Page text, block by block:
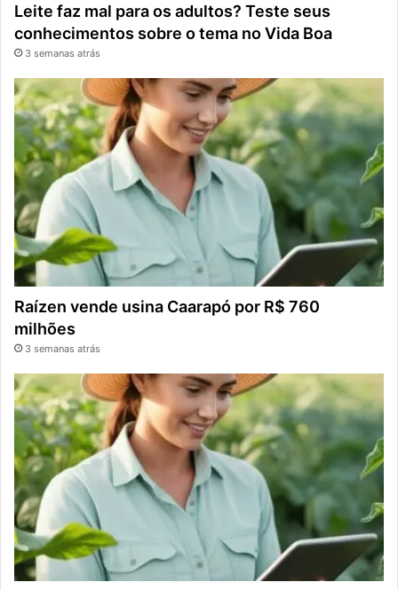
Leite faz mal para os adultos? Teste seus
conhecimentos sobre o tema no Vida Boa
3 semanas atrás
Raízen vende usina Caarapó por R$ 760
milhões
3 semanas atrás